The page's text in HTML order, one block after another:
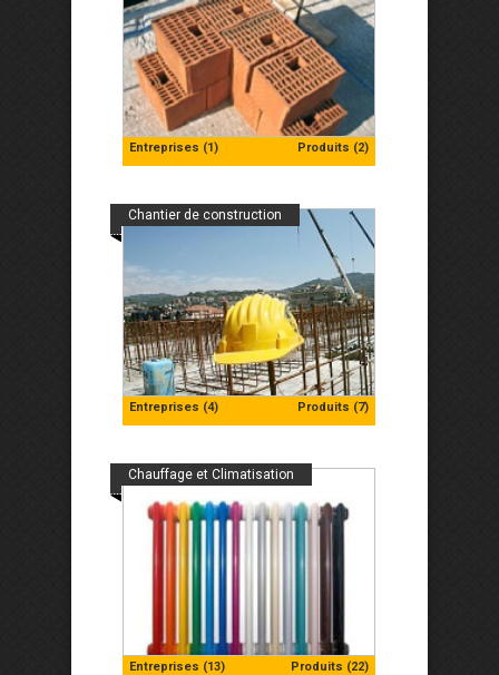
Entreprises (1) Produits (2)
Entreprises (4) Produits (7)
Chantier de construction
Entreprises (13) Produits (22)
Chauffage et Climatisation